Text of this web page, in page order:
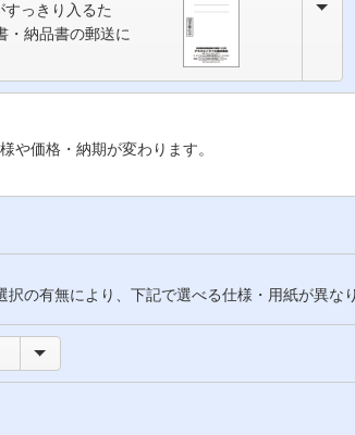
っきり入るた
・納品書の郵送に
や価格・納期が変わります。
の有無により、下記で選べる仕様・用紙が異な